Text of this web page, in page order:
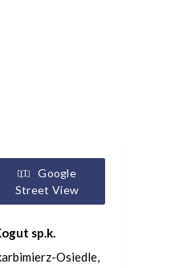
Google
Street View
sp.k.
Osiedle,